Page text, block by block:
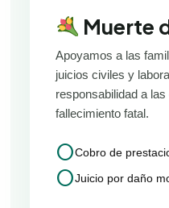
Muerte
Apoyamos a las
juicios civiles y
responsabilidad a
fallecimiento fatal.
circleCobro de
circleJuicio por daño